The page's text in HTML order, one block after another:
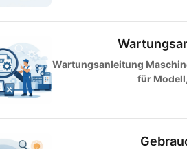
Wartungsanleitung
für